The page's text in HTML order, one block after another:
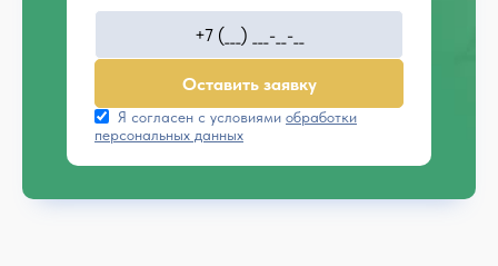
Оставить заявку
Я согласен с условиями обработки
персональных данных